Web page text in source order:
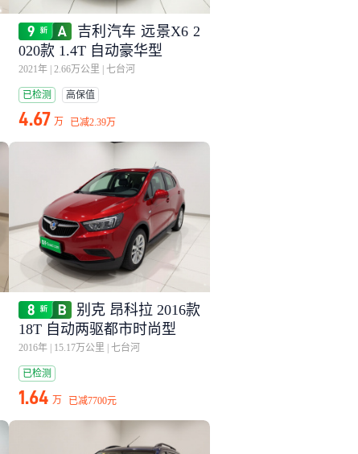
吉利汽车 远景X6 2
020款 1.4T 自动豪华型
2021年 2.66万公里 七台河
已检测 高保值
4.67 万 已减2.39万
别克 昂科拉 2016款
18T 自动两驱都市时尚型
2016年 15.17万公里 七台河
已检测
1.64 万 已减7700元